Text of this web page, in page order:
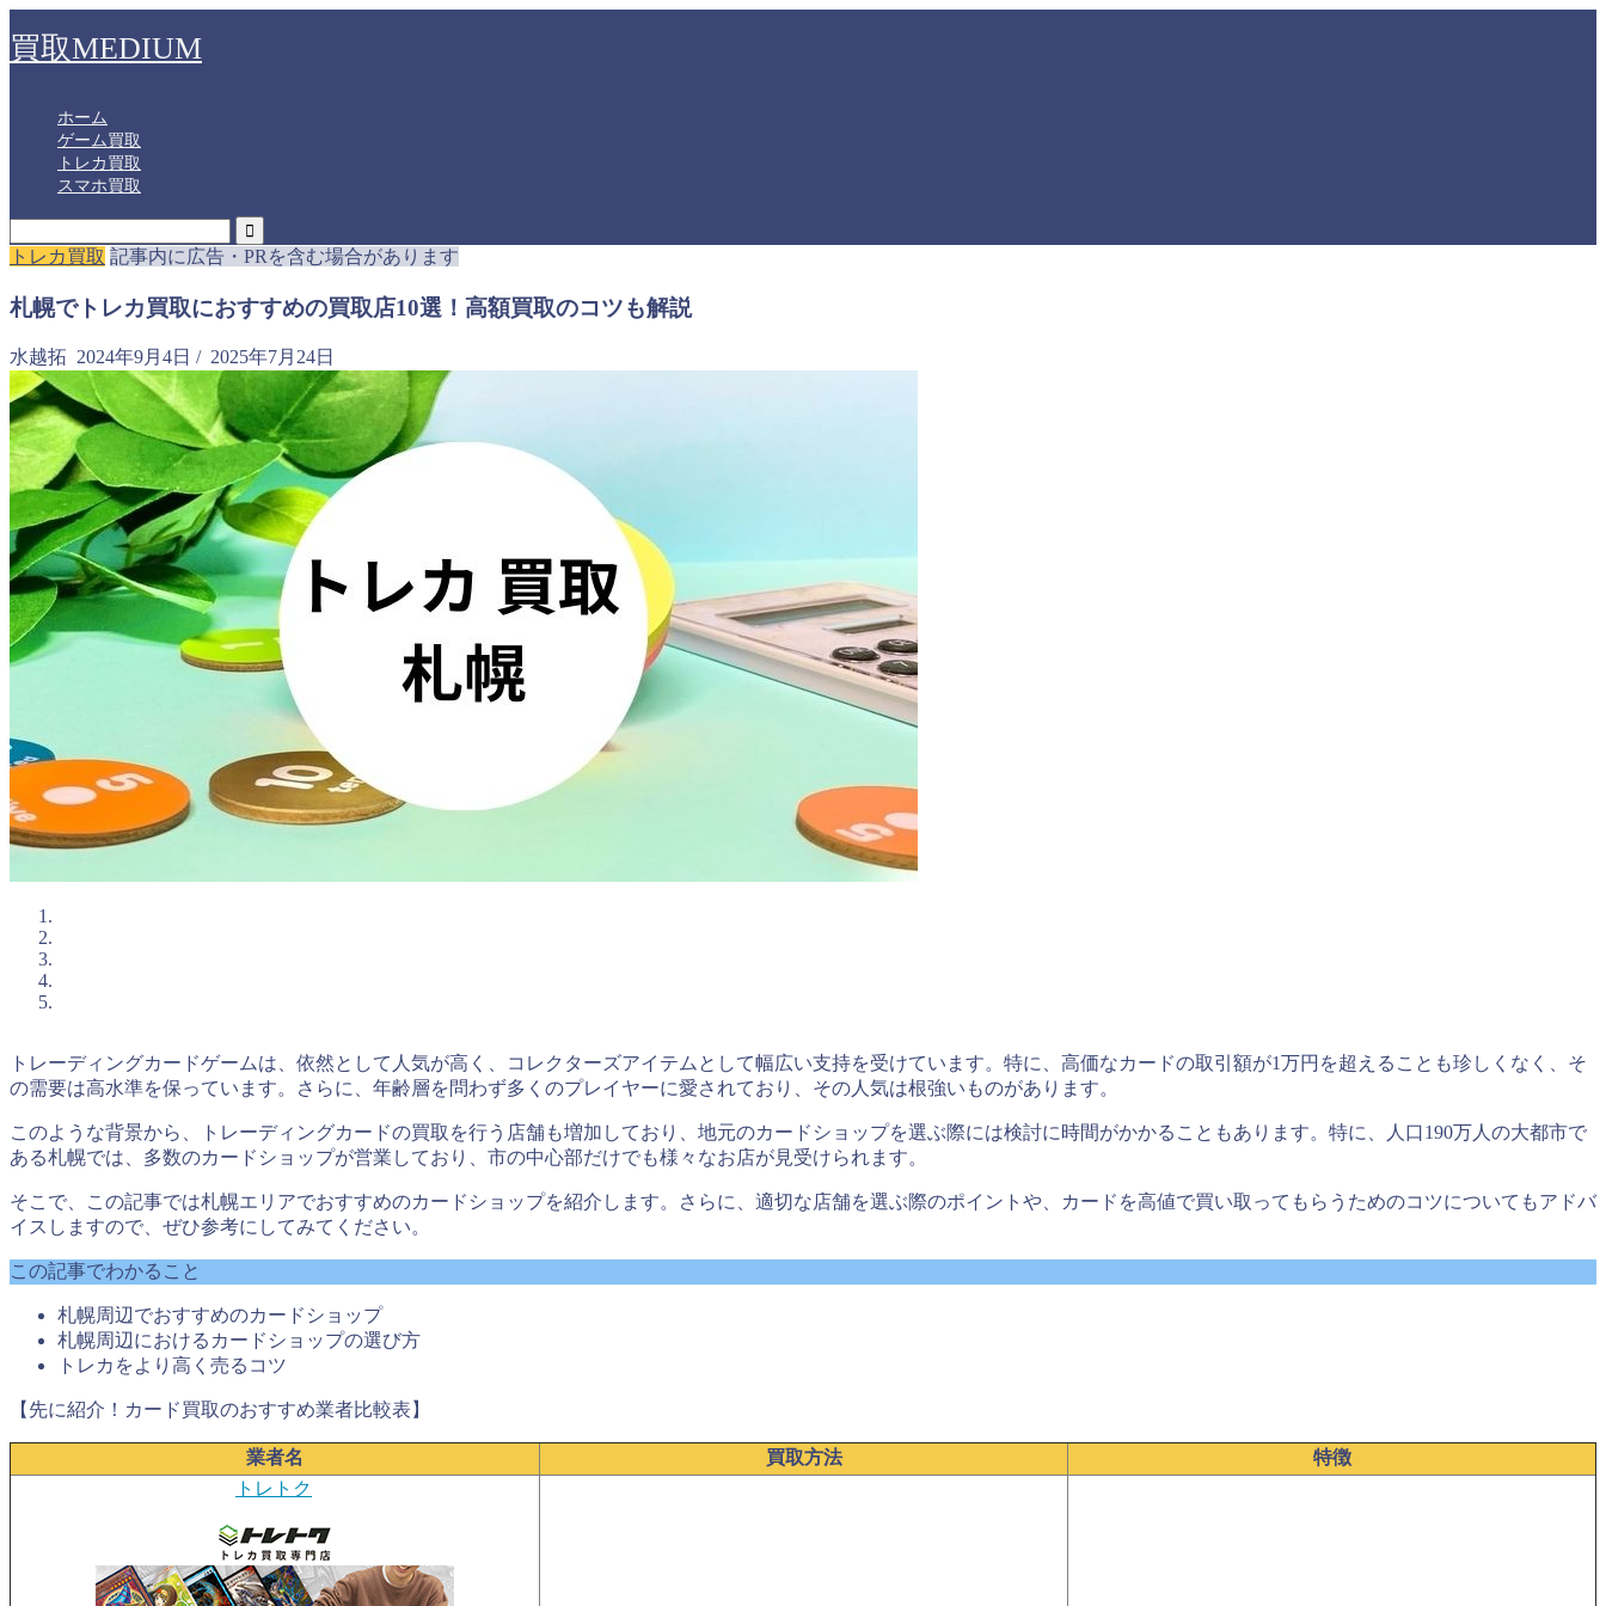
買取MEDIUM
ホーム
ゲーム買取
トレカ買取
スマホ買取
トレカ買取 記事内に広告・PRを含む場合があります
札幌でトレカ買取におすすめの買取店10選！高額買取のコツも解説
水越拓 2024年9月4日 / 2025年7月24日
トレーディングカードゲームは、依然として人気が高く、コレクターズアイテムとして幅広い支持を受けています。特に、高価なカードの取引額が1万円を超えることも珍しくなく、そ
の需要は高水準を保っています。さらに、年齢層を問わず多くのプレイヤーに愛されており、その人気は根強いものがあります。
このような背景から、トレーディングカードの買取を行う店舗も増加しており、地元のカードショップを選ぶ際には検討に時間がかかることもあります。特に、人口190万人の大都市で
ある札幌では、多数のカードショップが営業しており、市の中心部だけでも様々なお店が見受けられます。
そこで、この記事では札幌エリアでおすすめのカードショップを紹介します。さらに、適切な店舗を選ぶ際のポイントや、カードを高値で買い取ってもらうためのコツについてもアドバ
イスしますので、ぜひ参考にしてみてください。
この記事でわかること
札幌周辺でおすすめのカードショップ
札幌周辺におけるカードショップの選び方
トレカをより高く売るコツ
【先に紹介！カード買取のおすすめ業者比較表】
業者名 買取方法
特徴
トレトク